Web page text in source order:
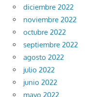
diciembre 2022
noviembre 2022
octubre 2022
septiembre 2022
agosto 2022
julio 2022
junio 2022
mayo 2022